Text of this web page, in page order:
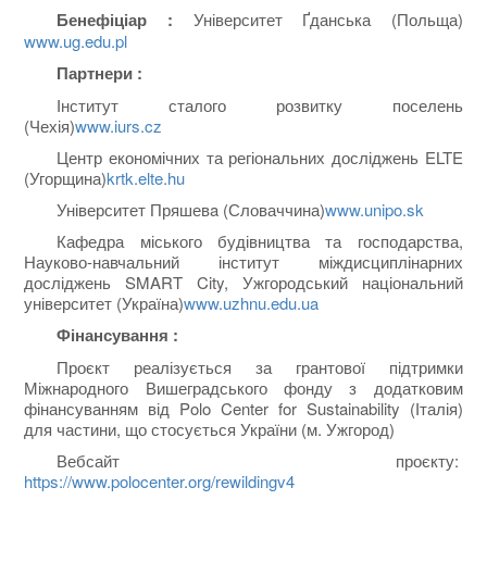
Бенефіціар : Університет Ґданська (Польща)
www.ug.edu.pl
Партнери :
Інститут сталого розвитку поселень
(Чехія)www.iurs.cz
Центр економічних та регіональних досліджень ELTE
(Угорщина)krtk.elte.hu
Університет Пряшевa (Словаччина)www.unipo.sk
Кафедра міського будівництва та господарства,
Науково-навчальний інститут міждисциплінарних
досліджень SMART City, Ужгородський національний
університет (Україна)www.uzhnu.edu.ua
Фінансування :
Проєкт реалізується за грантової підтримки
Міжнародного Вишеградського фонду з додатковим
фінансуванням від Polo Center for Sustainability (Італія)
для частини, що стосується України (м. Ужгород)
Вебсайт проєкту:
https://www.polocenter.org/rewildingv4